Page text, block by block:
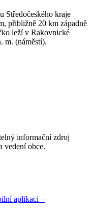
Středočeského kraje
přibližně 20 km západně
leží v Rakovnické
m. (náměstí).
informační zdroj
vedení obce.
aplikaci –